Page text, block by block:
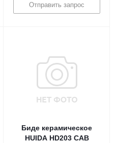
Отправить запрос
Биде керамическое
HUIDA HD203 CAB